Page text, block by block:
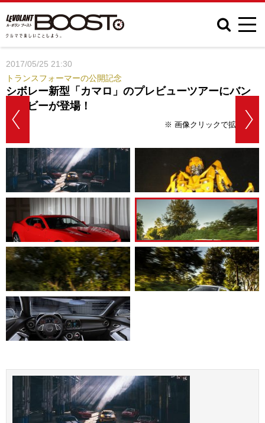
2017/05/25 21:30
トランスフォーマーの公開記念
シボレー新型「カマロ」のプレビューツアーにバン
ブルビーが登場！
※ 画像クリックで拡大表示